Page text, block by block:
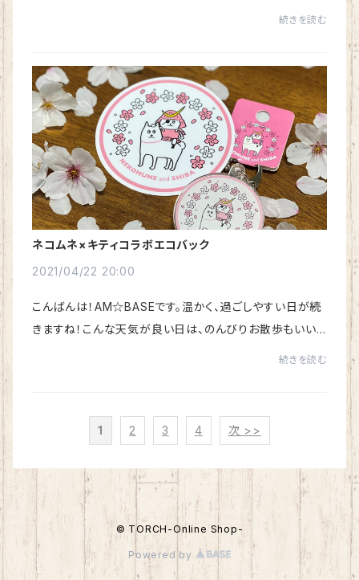
続きを読む
ネコムネ×キティコラボエコバック
2021/04/22 20:00
こんばんは！AM☆BASEです。温かく、過ごしやすい日が続
きますね！こんな天気が良い日は、のんびりお散歩もいい
ですね。さて！2020年７月に宮城にぷらっと登場したご当
続きを読む
1 2 3 4 次 >>
© TORCH-Online Shop-
Powered by